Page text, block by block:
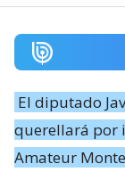
El diputado
querellará por
Amateur